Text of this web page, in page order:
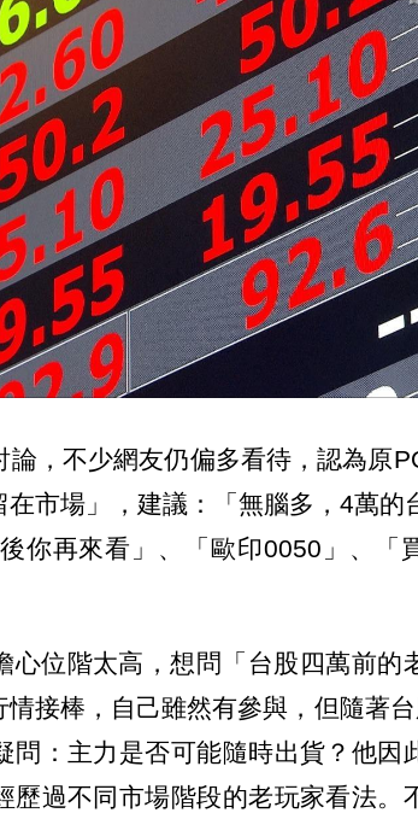
，不少網友仍偏多看待，認為原
市場」，建議：「無腦多，4萬的
你再來看」、「歐印0050」、「
位階太高，想問「台股四萬前的
接棒，自己雖然有參與，但隨著
問：主力是否可能隨時出貨？他因
歷過不同市場階段的老玩家看法。